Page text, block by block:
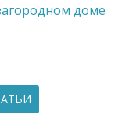
доме